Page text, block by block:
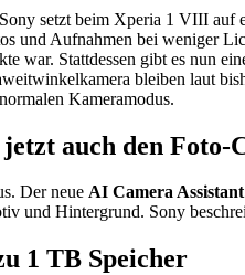
setzt beim Xperia 1 VIII auf
und Aufnahmen bei weniger
war. Stattdessen gibt es nun
bleiben laut
Kameramodus.
auch den Foto-
Der neue AI Camera Assistant
und Hintergrund. Sony
1 TB Speicher